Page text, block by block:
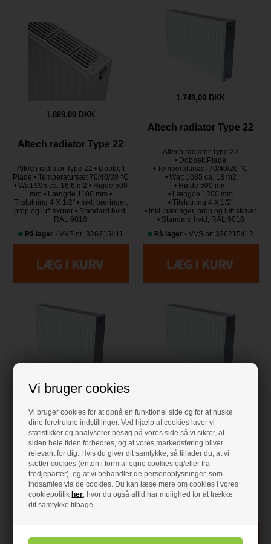
Vi bruger cookies
Vi bruger cookies for at opnå en funktionel side og for at huske
dine foretrukne indstillinger. Ved hjælp af cookies laver vi
statistikker og analyserer besøg på vores side så vi sikrer, at
siden hele tiden forbedres, og at vores markedsføring bliver
relevant for dig. Hvis du giver dit samtykke, så tillader du, at vi
sætter cookies (enten i form af egne cookies og/eller fra
tredjeparter), og at vi behandler de personoplysninger, som
indsamles via de cookies. Du kan læse mere om cookies i vores
cookiepolitik her, hvor du også altid har mulighed for at trække
dit samtykke tilbage.
1.889,00 DKK
Altech radiator Type 22
Altech radiator Type 22 • Dobbelt
Plade • Temperatursæt 70/40/20 °C
• Watt 995 ca. 16,6 m2 • Højde 500
mm • Længde 1100 mm •
Tilslutning 4 X 1/2" • Inkl. bæringer,
prop og luft skruer • Standard hvid,
RAL 9016
På lager - VVS nr: 326215411
1.749,00 DKK
Altech radiator Type 22
Altech radiator Type 22
• Dobbelt Plade
• Temperatursæt 70/40/20 °C
• Watt 1085 ca. 18 m2
• Højde 500 mm
• Længde 1200 mm
• Tilslutning 4 X 1/2"
• Inkl. bæringer, prop og luft skruer
• Standard hvid, RAL 9016
På lager - VVS nr: 326215412
1.849,00 DKK
Altech radiator Type 22
Altech radiator Type 22 • Dobbelt
Plade • Temperatursæt 70/40/20 °C
• Watt 1266 ca. 21 m2 • Højde 500
mm • Længde 1400 mm •
Tilslutning 4 X 1/2" • Inkl. bæringer,
prop og luft skruer • Standard
hvid,RAL 9016
- VVS nr: 326215414
Altech radiator Type 22
Altech radiator Type 22 • Dobbelt
Plade • Temperatursæt 70/40/20 °C
• Watt 1447 ca. 24,10 m2 • Højde
500 mm • Længde 1600 mm •
Tilslutning 4 X 1/2" • Inkl. bæringer,
prop og luft skruer • Standard hvid,
RAL 9016